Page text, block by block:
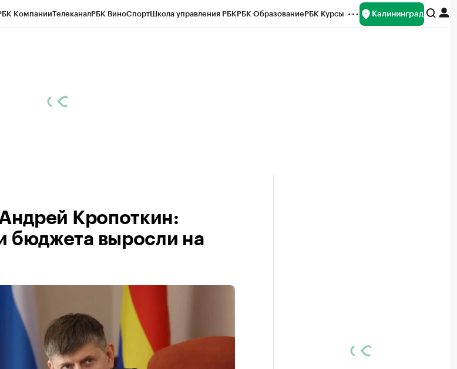
КомпанииТелеканалРБК ВиноСпортШкола управления РБКРБК ОбразованиеРБК Курсы Калининград
Кропоткин:
бюджета выросли на